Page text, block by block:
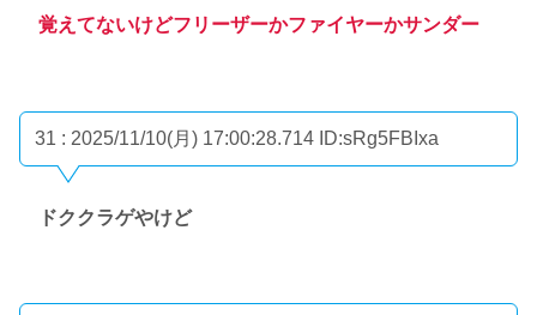
覚えてないけどフリーザーかファイヤーかサンダー
31 : 2025/11/10(月) 17:00:28.714 ID:sRg5FBIxa
ドククラゲやけど